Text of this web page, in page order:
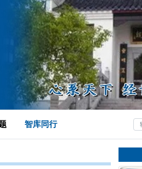
智库同行